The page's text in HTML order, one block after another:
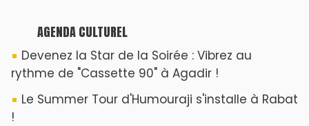
AGENDA CULTUREL
Devenez la Star de la Soirée : Vibrez au
rythme de "Cassette 90" à Agadir !
Le Summer Tour d'Humouraji s'installe à Rabat
!